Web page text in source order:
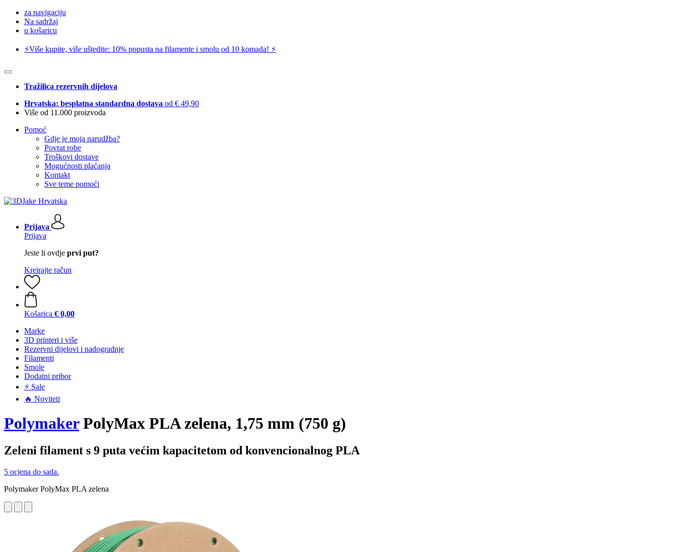
za navigaciju
Na sadržaj
u košaricu
⚡️Više kupite, više uštedite: 10% popusta na filamente i smolu od 10 komada! ⚡️
Tražilica rezervnih dijelova
Hrvatska: besplatna standardna dostava od € 49,90
Više od 11.000 proizvoda
Pomoć
Gdje je moja narudžba?
Povrat robe
Troškovi dostave
Mogućnosti plaćanja
Kontakt
Sve teme pomoći
Prijava
Prijava
Jeste li ovdje prvi put?
Kreirajte račun
Košarica € 0,00
Marke
3D printeri i više
Rezervni dijelovi i nadogradnje
Filamenti
Smole
Dodatni pribor
⚡ Sale
🔥 Noviteti
PolymakerPolyMax PLA zelena, 1,75 mm (750 g)
Zeleni filament s 9 puta većim kapacitetom od konvencionalnog PLA
5 ocjena do sada.
Polymaker PolyMax PLA zelena